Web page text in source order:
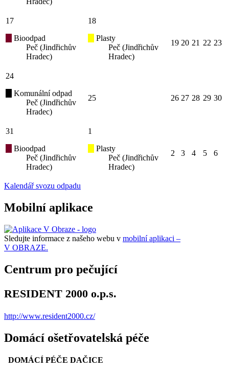
17
Bioodpad
Peč (Jindřichův
Hradec)
18
Plasty
Peč (Jindřichův
Hradec)
19 20 21 22 23
24
Komunální odpad
Peč (Jindřichův
Hradec)
25 26 27 28 29 30
31
Bioodpad
Peč (Jindřichův
Hradec)
1
Plasty
Peč (Jindřichův
Hradec)
2 3 4 5 6
Kalendář svozu odpadu
Mobilní aplikace
Sledujte informace z našeho webu v mobilní aplikaci –
V OBRAZE.
Centrum pro pečující
RESIDENT 2000 o.p.s.
http://www.resident2000.cz/
Domácí ošetřovatelská péče
DOMÁCÍ PÉČE DAČICE